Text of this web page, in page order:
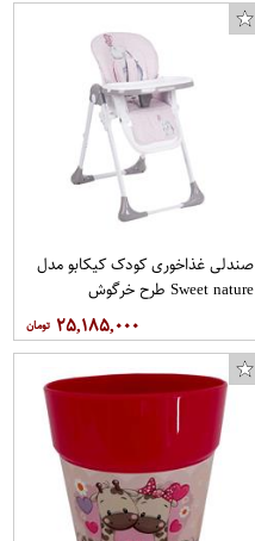
صندلی غذاخوری کودک کیکابو مدل
Sweet nature طرح خرگوش
۲۵,۱۸۵,۰۰۰